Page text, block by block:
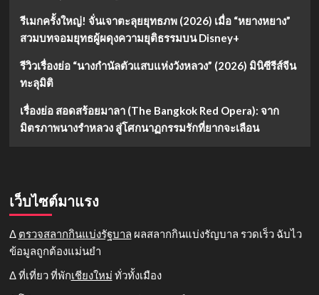
รีเมกครั้งใหญ่! จั่นเจาตะลุยยุทธภพ (2026) เมื่อ “หยางหยาง”
สวมบทจอมยุทธผู้ผดุงความยุติธรรมบน Disney+
รีวิวเรื่องย่อ “นางกำนัลตัวแสบแห่งวังหลวง” (2026) มินิซีรีส์จีน
ทะลุมิติ
เรื่องย่อ สอดสร้อยมาลา (The Bangkok Red Opera): จาก
มิตรภาพนางรำหลวง สู่โศกนาฏกรรมรักที่ยากจะเลือน
เว็บไซต์มาแรง
Δ ตรวจสลากกินแบ่งรัฐบาล ผลสลากกินแบ่งรัญบาล รวดเร็ว ฉับไว
ข้อมูลถูกต้องแม่นยำ
Δ ที่เที่ยว ที่พักเชียงใหม่ ทั่วทั้งเมือง